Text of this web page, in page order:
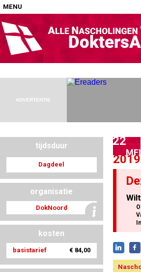
MENU
Home
Nascholingen op locatie (agenda)
Nascholingen online (elearning)
Nascholingen op aanvraag (in-company)
Nascholing aanmelden
ADVERTENTIE
tijdsduur
Dagdeel
organisatie
DokNoord
kosten
basistarief € 84,00
22
MEI
2019